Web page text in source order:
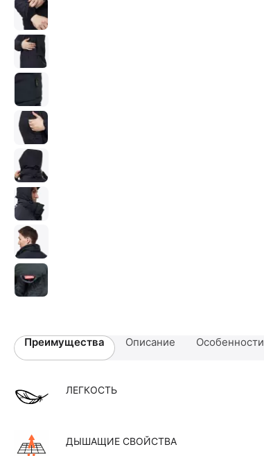
Преимущества Описание Особенности
ЛЕГКОСТЬ
ДЫШАЩИЕ СВОЙСТВА